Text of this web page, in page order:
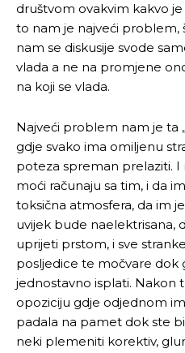
društvom ovakvim kakvo je
to nam je najveći problem,
nam se diskusije svode
vlada a ne na promjene
na koji se vlada.
Najveći problem nam je ta
gdje svako ima omiljenu
poteza spreman prelaziti.
moći računaju sa tim, i da
toksična atmosfera, da im
uvijek bude naelektrisana,
uprijeti prstom, i sve
posljedice te močvare dok
jednostavno isplati. Nakon
opoziciju gdje odjednom
padala na pamet dok ste
neki plemeniti korektiv,